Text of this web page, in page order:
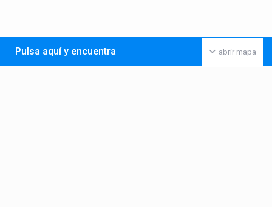
abrir mapa
Pulsa aquí y encuentra